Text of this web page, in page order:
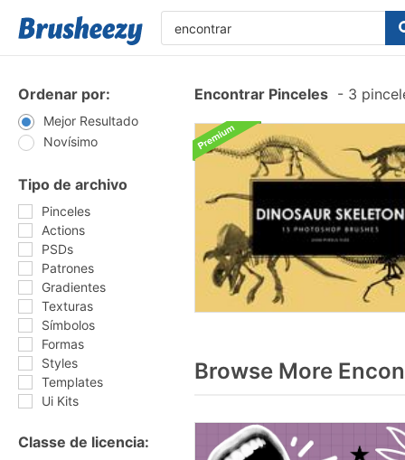
Ordenar por:
Mejor Resultado
Novísimo
Tipo de archivo
Pinceles
Actions
PSDs
Patrones
Gradientes
Texturas
Símbolos
Formas
Styles
Templates
Ui Kits
Classe de licencia:
Encontrar Pinceles - 3
Browse More